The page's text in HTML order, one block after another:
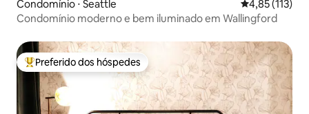
Condomínio ⋅ Seattle 4,85 de uma
4,85 (113)
Condomínio moderno e bem iluminado em Wallingford
Entre os melhores preferidos dos hóspedes
Preferido dos hóspedes